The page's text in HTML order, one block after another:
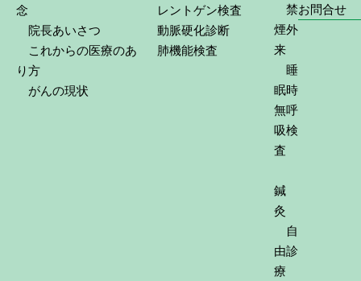
念
院長あいさつ
これからの医療のあ
り方
がんの現状
レントゲン検査
動脈硬化診断
肺機能検査
禁
煙外
来
睡
眠時
無呼
吸検
査
鍼
灸
自
由診
療
お問合せ